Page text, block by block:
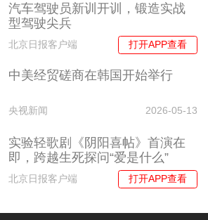
汽车驾驶员新训开训，锻造实战
型驾驶尖兵
北京日报客户端 打开APP查看
中美经贸磋商在韩国开始举行
央视新闻 2026-05-13
实验轻歌剧《阴阳喜帖》首演在
即，跨越生死探问“爱是什么”
北京日报客户端 打开APP查看